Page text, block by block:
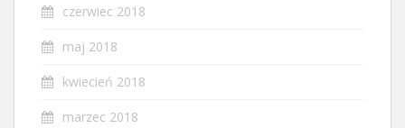
czerwiec 2018
maj 2018
kwiecień 2018
marzec 2018